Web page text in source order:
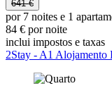
641 €
por 7 noites e 1
84 € por noite
inclui impostos e taxas
2Stay - A1 Alojamento